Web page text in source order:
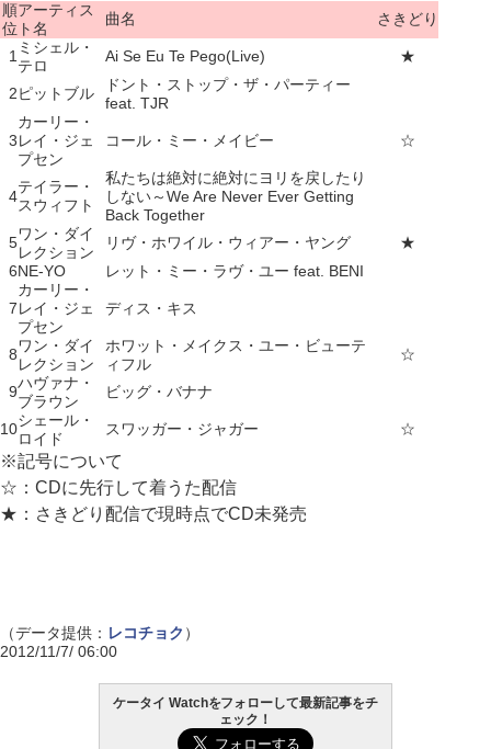
順
位
アーティス
ト名
曲名 さきどり
1 ミシェル・
テロ
Ai Se Eu Te Pego(Live) ★
2ピットブル
ドント・ストップ・ザ・パーティー
feat. TJR
3
カーリー・
レイ・ジェ
プセン
コール・ミー・メイビー ☆
4
テイラー・
スウィフト
私たちは絶対に絶対にヨリを戻したり
しない～We Are Never Ever Getting
Back Together
5ワン・ダイ
レクション
リヴ・ホワイル・ウィアー・ヤング
★
6NE-YO レット・ミー・ラヴ・ユー feat. BENI
7
カーリー・
レイ・ジェ
プセン
ディス・キス
8ワン・ダイ
レクション
ホワット・メイクス・ユー・ビューテ
ィフル
☆
9ハヴァナ・
ブラウン
ビッグ・バナナ
10シェール・
ロイド
スワッガー・ジャガー ☆
※記号について
☆：CDに先行して着うた配信
★：さきどり配信で現時点でCD未発売
（データ提供： レコチョク ）
2012/11/7/ 06:00
ケータイ Watchをフォローして最新記事をチ
ェック！